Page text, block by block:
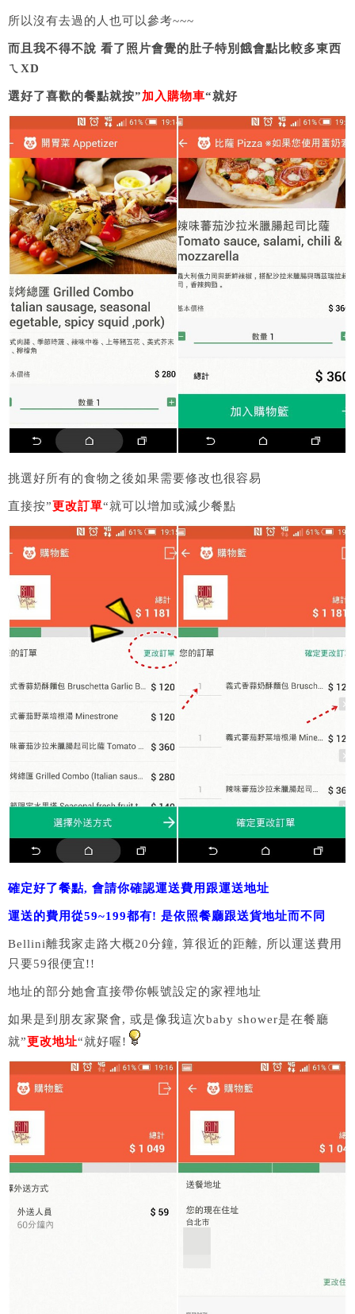
所以沒有去過的人也可以參考~~~
而且我不得不說 看了照片會覺的肚子特別餓會點比較多東西
ㄟXD
選好了喜歡的餐點就按”加入購物車“就好
挑選好所有的食物之後如果需要修改也很容易
直接按”更改訂單“就可以增加或減少餐點
確定好了餐點, 會請你確認運送費用跟運送地址
運送的費用從59~199都有! 是依照餐廳跟送貨地址而不同
Bellini離我家走路大概20分鐘, 算很近的距離, 所以運送費用
只要59很便宜!!
地址的部分她會直接帶你帳號設定的家裡地址
如果是到朋友家聚會, 或是像我這次baby shower是在餐廳
就”更改地址“就好喔!